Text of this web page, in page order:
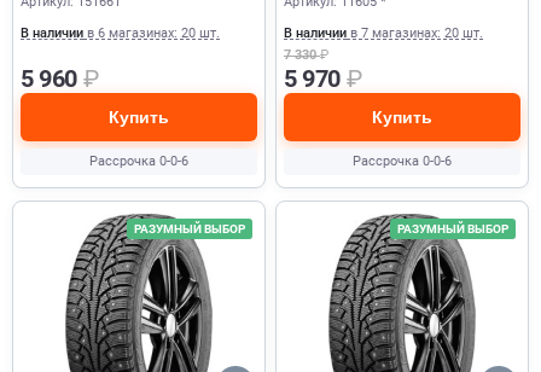
В наличии в 6 магазинах: 20 шт.
5 960 ₽
Купить
Рассрочка 0-0-6
В наличии в 7 магазинах: 20 шт.
7 330₽
5 970 ₽
Купить
Рассрочка 0-0-6
РАЗУМНЫЙ ВЫБОР РАЗУМНЫЙ ВЫБОР